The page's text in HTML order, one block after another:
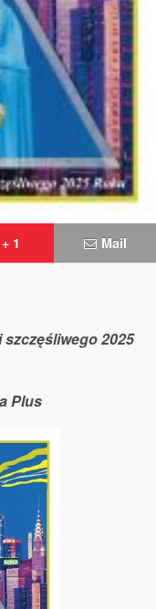
+ 1 Mail
2025
Plus